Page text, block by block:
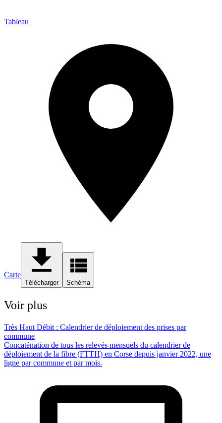
Tableau
Carte
Télécharger Schéma
Voir plus
Très Haut Débit : Calendrier de déploiement des prises par
commune
Concaténation de tous les relevés mensuels du calendrier de
déploiement de la fibre (FTTH) en Corse depuis janvier 2022, une
ligne par commune et par mois.